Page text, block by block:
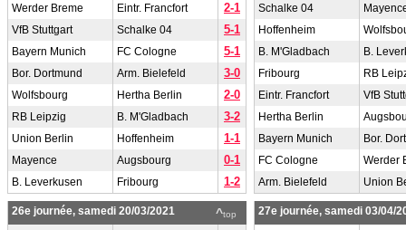
Werder Breme
Eintr. Francfort 2-1
VfB Stuttgart Schalke 04 5-1
Bayern Munich FC Cologne 5-1
Bor. Dortmund Arm. Bielefeld 3-0
Wolfsbourg Hertha Berlin 2-0
RB Leipzig B. M'Gladbach 3-2
Union Berlin Hoffenheim 1-1
Mayence Augsbourg 0-1
B. Leverkusen Fribourg 1-2
Schalke 04
Hoffenheim
B. M'Gladbach
B.
Fribourg
RB
Eintr. Francfort
VfB
Hertha Berlin
Bayern Munich
Bor.
FC Cologne
Werder
Arm. Bielefeld
Union
^top
26e journée, samedi 20/03/2021
27e journée, samedi 03/04/